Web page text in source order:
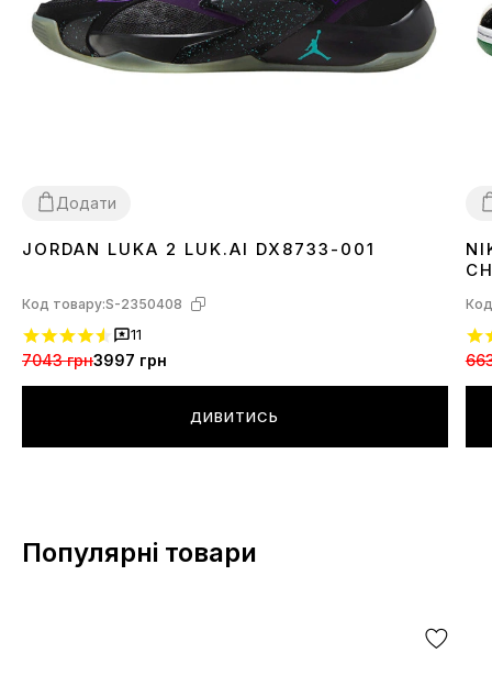
Додати
4045
JORDAN LUKA 2 LUK.AI DX8733-001
Код товару:S-2350408
11
7043 грн3997 грн
ДИВИТИСЬ
Популярні товари